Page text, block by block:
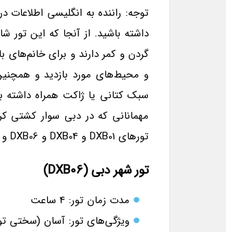
توجه: راننده به انگلیسی
داشته باشید. از آنجا که این
و محیط‌های مورد بازدید و
سبک کتانی یا ژاکت همراه
مهمانانی که در دبی سوار کشتی
تورهای DXB01 و DXB04 و DXB06 و DXB19 ترکیب شود. برگزاری این تور بستگی به شرایط آب و هوایی دارد.
تور شهر دبی (DXB06)
مدت زمان تور: 4 ساعت
ویژگی‌های تور: آسان (سختی